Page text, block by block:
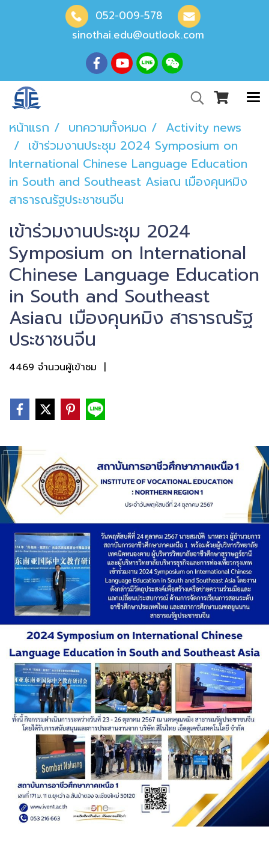
052-009-578
sinothai.edu@outlook.com
หน้าแรก บทความทั้งหมด
Activity news
เข้าร่วมงานประชุม 2024 Symposium on
International Chinese Language Education
in South and Southeast Asiaณ เมืองคุนหมิง
สาธารณรัฐประชาชนจีน
เข้าร่วมงานประชุม 2024
Symposium on International
Chinese Language Education
in South and Southeast
Asiaณ เมืองคุนหมิง สาธารณรัฐ
ประชาชนจีน
4469 จำนวนผู้เข้าชม |